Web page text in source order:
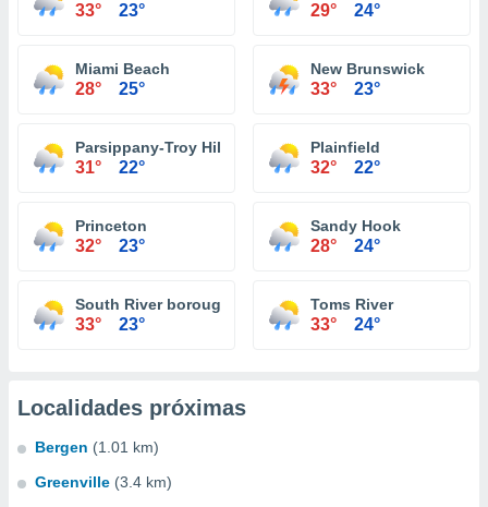
33° 23° 29° 24°
Miami Beach
28° 25°
New Brunswick
33° 23°
Parsippany-Troy Hills
31° 22°
Plainfield
32° 22°
Princeton
32° 23°
Sandy Hook
28° 24°
South River borough
33° 23°
Toms River
33° 24°
Localidades próximas
Bergen (1.01 km)
Greenville (3.4 km)